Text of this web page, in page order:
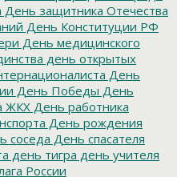
День защитника Отечества
День Конституции РФ
День медицинского
день открытых
День
День Победы День
ЖКХ День работника
День рождения
соседа День спасателя
день тигра день учителя
России